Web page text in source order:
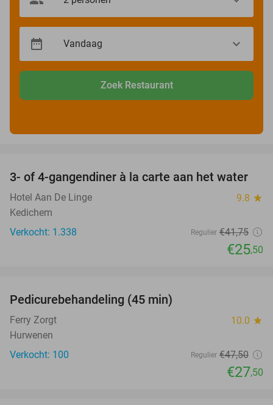
Zoek Restaurant
39%
3- of 4-gangendiner à la carte aan het water
Hotel Aan De Linge 9.8 star
Kedichem
Verkocht: 1.338
Regulier €41,75
€25,50
OUT
Pedicurebehandeling (45 min)
Ferry Zorgt 10.0 star
Hurwenen
Verkocht: 100
Regulier €47,50
€27,50